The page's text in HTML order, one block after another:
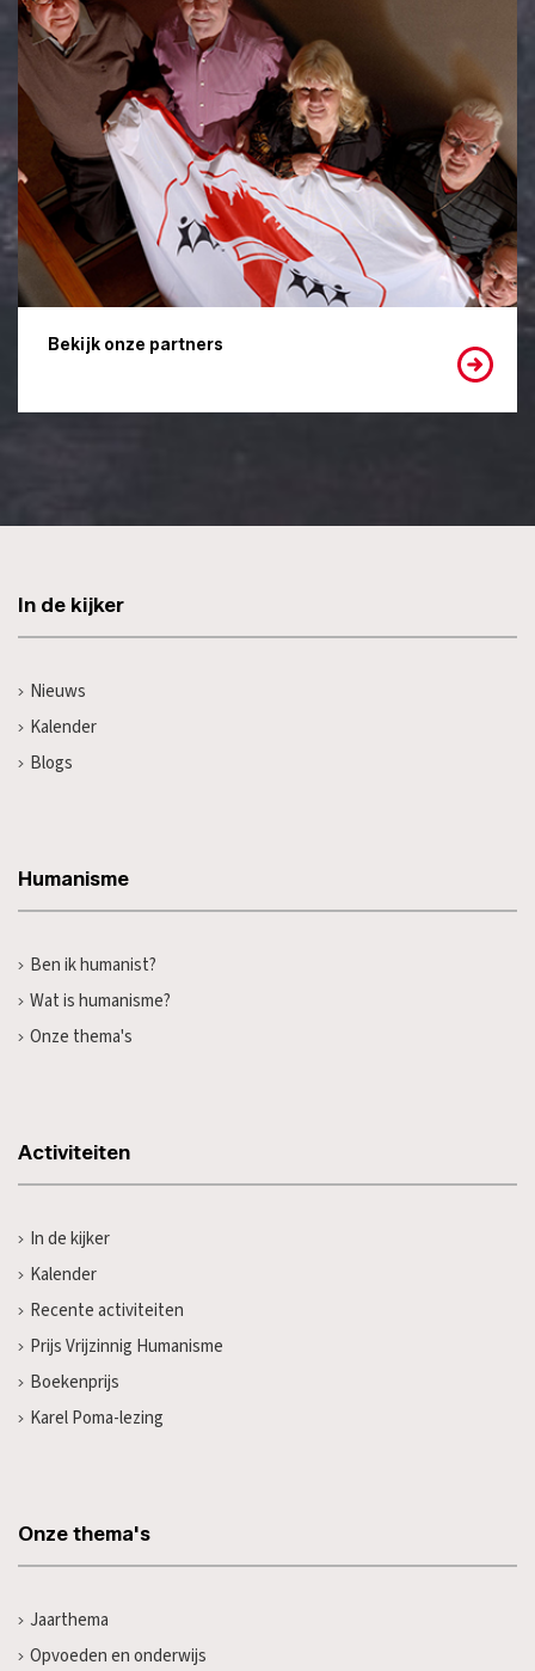
Bekijk onze partners
In de kijker
Nieuws
Kalender
Blogs
Humanisme
Ben ik humanist?
Wat is humanisme?
Onze thema's
Activiteiten
In de kijker
Kalender
Recente activiteiten
Prijs Vrijzinnig Humanisme
Boekenprijs
Karel Poma-lezing
Onze thema's
Jaarthema
Opvoeden en onderwijs